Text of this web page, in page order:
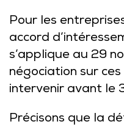
Pour les
accord
s’applique au 29
négociation sur
intervenir avant le
Précisons que la